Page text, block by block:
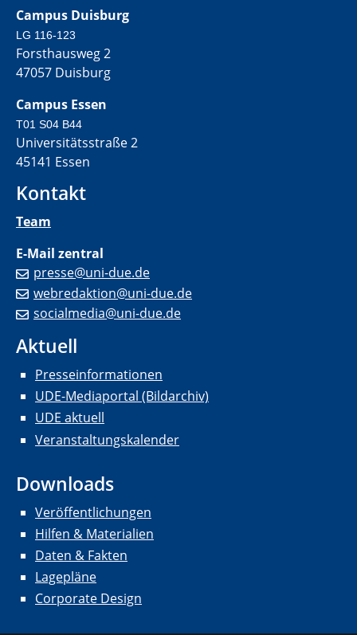
Campus Duisburg
LG 116-123
Forsthausweg 2
47057 Duisburg
Campus Essen
T01 S04 B44
Universitätsstraße 2
45141 Essen
Kontakt
Team
E-Mail zentral
presse@uni-due.de
webredaktion@uni-due.de
socialmedia@uni-due.de
Aktuell
Presseinformationen
UDE-Mediaportal (Bildarchiv)
UDE aktuell
Veranstaltungskalender
Downloads
Veröffentlichungen
Hilfen & Materialien
Daten & Fakten
Lagepläne
Corporate Design